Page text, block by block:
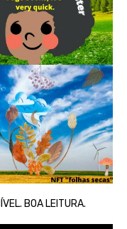
BOA LEITURA.